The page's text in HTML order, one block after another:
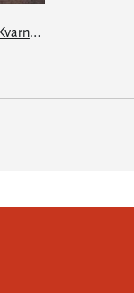
Bror och syster - Kvarnen vid Floss